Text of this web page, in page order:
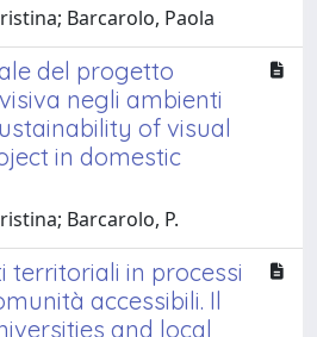
Barcarolo, Paola
del progetto
negli ambienti
of visual
in domestic
Barcarolo, P.
territoriali in processi
accessibili. Il
and local